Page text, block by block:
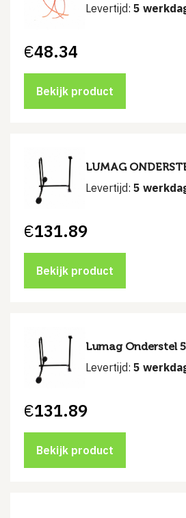
Levertijd: 5
€48.34
Bekijk product
LUMAG
Levertijd: 5
€131.89
Bekijk product
Lumag Onderstel
Levertijd: 5
€131.89
Bekijk product